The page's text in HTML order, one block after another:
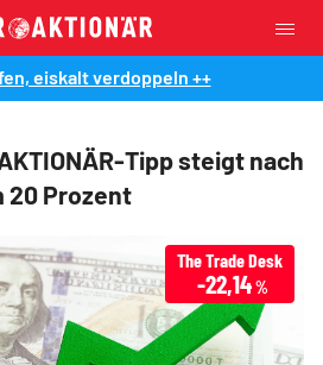
eiskalt verdoppeln ++
Tipp steigt nach
20 Prozent
The Trade Desk
-22,14 %